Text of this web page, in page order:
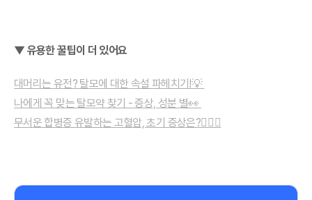
▼ 유용한 꿀팁이 더 있어요
대머리는 유전? 탈모에 대한 속설 파헤치기!💡
나에게 꼭 맞는 탈모약 찾기 - 증상, 성분 별👀
무서운 합병증 유발하는 고혈압, 초기 증상은?👨🏻‍⚕️